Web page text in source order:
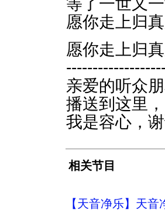
等了一世又
愿你走上归
愿你走上归
亲爱的听众
播送到这里，
我是容心，
相关节目
【天音净乐】天